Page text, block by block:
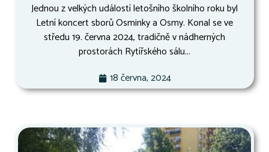
Jednou z velkých událostí letošního školního roku byl
Letní koncert sborů Osminky a Osmy. Konal se ve
středu 19. června 2024, tradičně v nádherných
prostorách Rytířského sálu...
18 června, 2024